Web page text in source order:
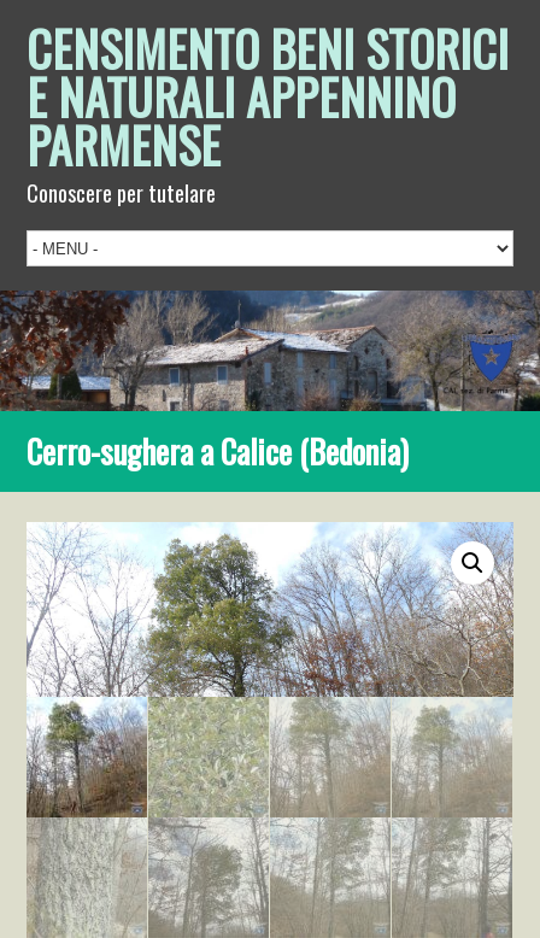
CENSIMENTO BENI STORICI
E NATURALI APPENNINO
PARMENSE
Conoscere per tutelare
Cerro-sughera a Calice (Bedonia)